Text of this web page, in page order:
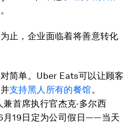
。
止，企业面临着将善意转化
简单。Uber Eats可以让顾客
支持黑人所有的餐馆。
首席执行官杰克·多尔西
月19日定为公司假日——当天